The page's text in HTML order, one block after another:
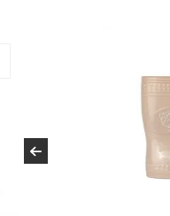
kształtu stopy,
Chodzenie jak boso
Buty umożliwiają
ścięgien i kości stopy,
podobnie jak chodzenie
Wkładka o zerowym
Wkładka o zerowym